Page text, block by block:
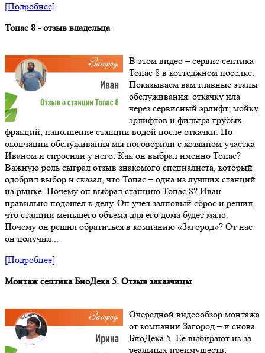
[Подробнее]
Топас 8 - отзыв владельца
В этом видео – сервис септика
Топас 8 в коттеджном поселке.
Показываем вам главные этапы
обслуживания: откачку ила
через сервисный эрлифт; мойку
эрлифтов и фильтра грубых
фракций; наполнение станции водой после откачки. По
окончании обслуживания мы поговорили с хозяином участка
Иваном и спросили у него: Как он выбрал именно Топас?
Важную роль сыграл отзыв знакомого специалиста, который
одобрил выбор и сказал, что Топас – одна из лучших станций
на рынке. Почему он выбрал станцию Топас 8? Иван
правильно подошел к делу. Он учел залповый сброс и решил,
что станции меньшего объема для его дома будет мало.
Почему он решил обратиться в компанию «Загород»? От нас
он получил...
[Подробнее]
Монтаж септика БиоДека 5. Отзыв заказчицы
Очередной видеообзор монтажа
от компании Загород – и снова
БиоДека 5. Ее выбирают из-за
реальных преимуществ: